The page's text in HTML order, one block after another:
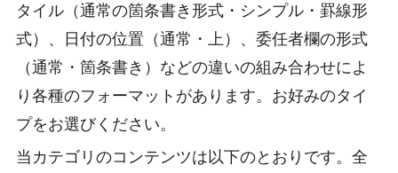
タイル（通常の箇条書き形式・シンプル・罫線形
式）、日付の位置（通常・上）、委任者欄の形式
（通常・箇条書き）などの違いの組み合わせによ
り各種のフォーマットがあります。お好みのタイ
プをお選びください。
当カテゴリのコンテンツは以下のとおりです。全